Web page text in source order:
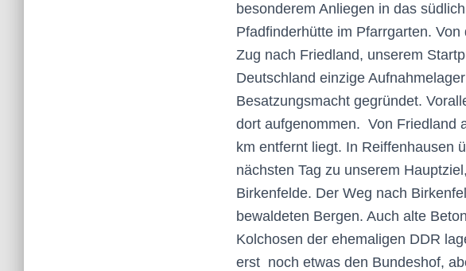
besonderem Anliegen in das
Pfadfinderhütte im Pfarrgarten.
Zug nach Friedland, unserem
Deutschland einzige
Besatzungsmacht gegründet.
dort aufgenommen. Von Friedland
km entfernt liegt. In Reiffenhausen
nächsten Tag zu unserem
Birkenfelde. Der Weg nach
bewaldeten Bergen. Auch alte
Kolchosen der ehemaligen DDR
erst noch etwas den Bundeshof,